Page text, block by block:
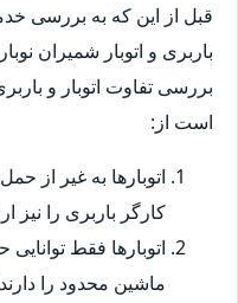
قبل از این که به بررسی
باربری و اتوبار شمیران
بررسی تفاوت اتوبار و
است از:
اتوبارها به غیر از
کارگر باربری را نیز
اتوبارها فقط
ماشین محدود را